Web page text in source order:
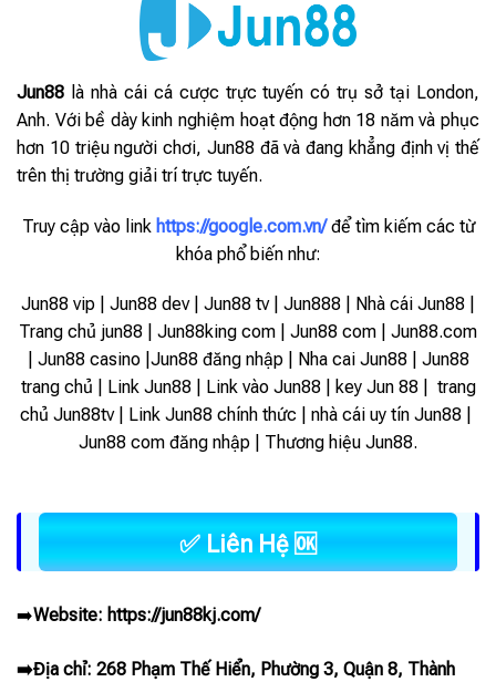
Jun88 là nhà cái cá cược trực tuyến có trụ sở tại London,
Anh. Với bề dày kinh nghiệm hoạt động hơn 18 năm và phục
hơn 10 triệu người chơi, Jun88 đã và đang khẳng định vị thế
trên thị trường giải trí trực tuyến.
Truy cập vào link https://google.com.vn/ để tìm kiếm các từ
khóa phổ biến như:
Jun88 vip | Jun88 dev | Jun88 tv | Jun888 | Nhà cái Jun88 |
Trang chủ jun88 | Jun88king com | Jun88 com | Jun88.com
| Jun88 casino |Jun88 đăng nhập | Nha cai Jun88 | Jun88
trang chủ | Link Jun88 | Link vào Jun88 |
key Jun 88 | trang
chủ Jun88tv | Link Jun88 chính thức | nhà cái uy tín Jun88 |
Jun88 com đăng nhập | Thương hiệu Jun88.
✅ Liên Hệ 🆗
➡️Website: https://jun88kj.com/
➡️Địa chỉ: 268 Phạm Thế Hiển, Phường 3, Quận 8, Thành